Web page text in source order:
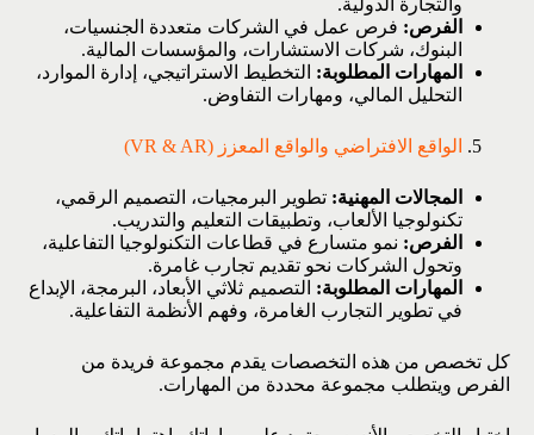
الفرص: فرص عمل في الشركات متعددة الجنسيات،
البنوك، شركات الاستشارات، والمؤسسات المالية.
المهارات المطلوبة: التخطيط الاستراتيجي، إدارة الموارد،
التحليل المالي، ومهارات التفاوض.
الواقع الافتراضي والواقع المعزز (VR & AR)
المجالات المهنية: تطوير البرمجيات، التصميم الرقمي،
تكنولوجيا الألعاب، وتطبيقات التعليم والتدريب.
الفرص: نمو متسارع في قطاعات التكنولوجيا التفاعلية،
وتحول الشركات نحو تقديم تجارب غامرة.
المهارات المطلوبة: التصميم ثلاثي الأبعاد، البرمجة، الإبداع
في تطوير التجارب الغامرة، وفهم الأنظمة التفاعلية.
كل تخصص من هذه التخصصات يقدم مجموعة فريدة من
الفرص ويتطلب مجموعة محددة من المهارات.